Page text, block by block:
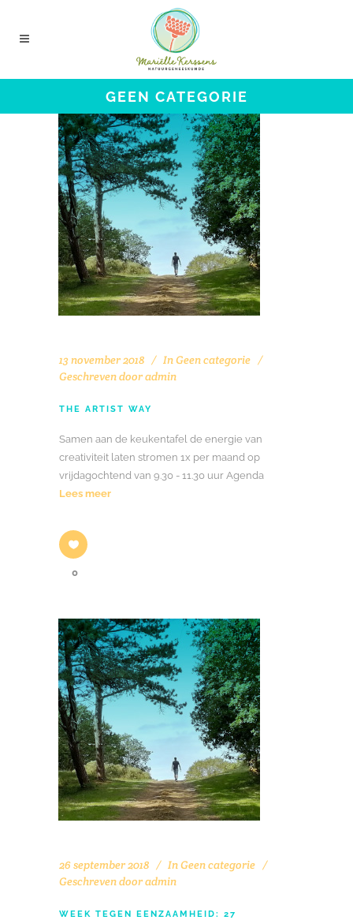
GEEN CATEGORIE
13 november 2018 InGeen categorie
Geschreven dooradmin
THE ARTIST WAY
Samen aan de keukentafel de energie van
creativiteit laten stromen 1x per maand op
vrijdagochtend van 9.30 - 11.30 uur Agenda
Lees meer
0
26 september 2018 InGeen categorie
Geschreven dooradmin
WEEK TEGEN EENZAAMHEID: 27